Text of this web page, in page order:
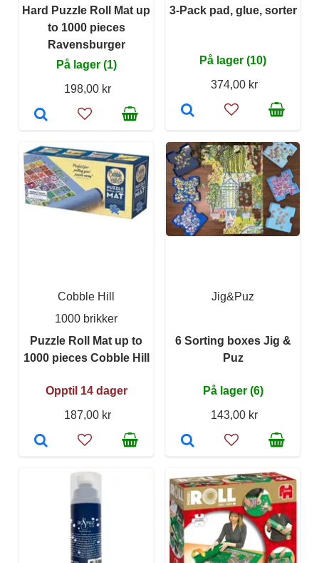
Hard Puzzle Roll Mat up
to 1000 pieces
Ravensburger
På lager (1)
198,00 kr
3-Pack pad, glue, sorter
På lager (10)
374,00 kr
Cobble Hill
1000 brikker
Puzzle Roll Mat up to
1000 pieces Cobble Hill
Opptil 14 dager
187,00 kr
Jig&Puz
6 Sorting boxes Jig &
Puz
På lager (6)
143,00 kr